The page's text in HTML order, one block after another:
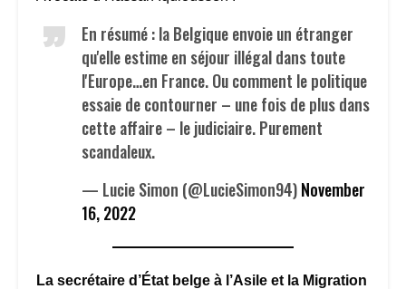
En résumé : la Belgique envoie un étranger
qu'elle estime en séjour illégal dans toute
l'Europe…en France. Ou comment le politique
essaie de contourner – une fois de plus dans
cette affaire – le judiciaire. Purement
scandaleux.
— Lucie Simon (@LucieSimon94)November
16, 2022
La secrétaire d’État belge à l’Asile et la Migration